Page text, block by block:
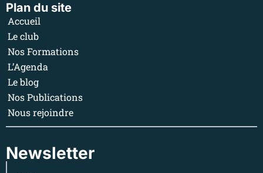
Plan du site
Accueil
Le club
Nos Formations
L’Agenda
Le blog
Nos Publications
Nous rejoindre
Newsletter